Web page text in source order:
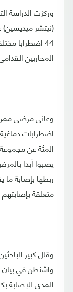
وركزت الدراسة
(نيتشر
44 اضطرابا
المحاربين
اضطرابات
المئة عن
يصبوا أبدا
متعلقة بإصابتهم
وقال كبير
واشنطن في بيان
المدى للإصابة